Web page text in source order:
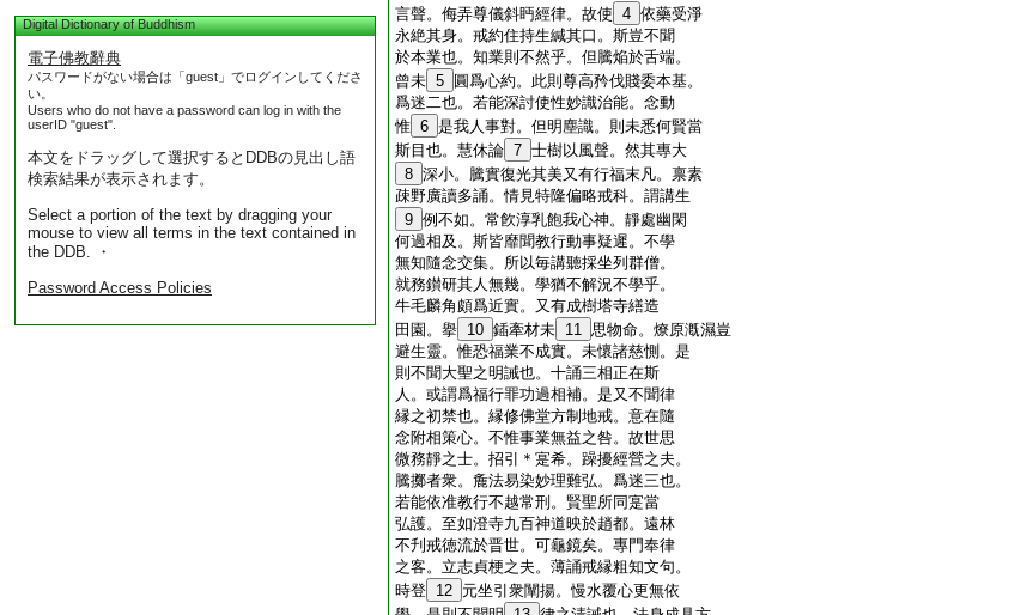
Digital Dictionary of Buddhism
電子佛教辭典
パスワードがない場合は「guest」でログインしてくださ
い。
Users who do not have a password can log in with the
userID "guest".
本文をドラッグして選択するとDDBの見出し語
検索結果が表示されます。
Select a portion of the text by dragging your
mouse to view all terms in the text contained in
the DDB. ・
Password Access Policies
言聲。侮弄尊儀斜眄經律。故使 4 依藥受淨
永絶其身。戒約住持生緘其口。斯豈不聞
於本業也。知業則不然乎。但騰焔於舌端。
曾未 5
圓爲心約。此則尊高矜伐賤委本基。
爲迷二也。若能深討使性妙識治能。念動
惟 6 是我人事對。但明塵識。則未悉何賢當
斯目也。慧休論 7 士樹以風聲。然其專大
8 深小。騰實復光其美又有行福末凡。禀素
疎野廣讀多誦。情見特隆偏略戒科。謂講生
9 例不如。常飮淳乳飽我心神。靜處幽閑
何過相及。斯皆靡聞教行動事疑遲。不學
無知隨念交集。所以毎講聽採坐列群僧。
就務鑚研其人無幾。學猶不解況不學乎。
牛毛麟角頗爲近實。又有成樹塔寺繕造
田園。擧 10 鍤牽材未 11 思物命。燎原漑濕豈
避生靈。惟恐福業不成實。未懷諸慈惻。是
則不聞大聖之明誡也。十誦三相正在斯
人。或謂爲福行罪功過相補。是又不聞律
縁之初禁也。縁修佛堂方制地戒。意在隨
念附相策心。不惟事業無益之咎。故世思
微務靜之士。招引＊寔希。躁擾經營之夫。
騰擲者衆。麁法易染妙理難弘。爲迷三也。
若能依准教行不越常刑。賢聖所同寔當
弘護。至如澄寺九百神道映於趙都。遠林
不刋戒徳流於晋世。可龜鏡矣。專門奉律
之客。立志貞梗之夫。薄誦戒縁粗知文句。
時登 12 元坐引衆闡揚。慢水覆心更無依